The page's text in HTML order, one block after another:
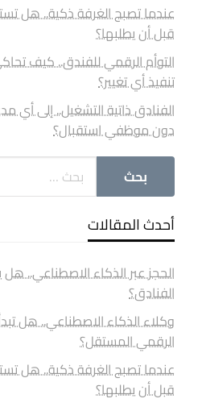
عندما تصبح الغرفة ذكية.. هل
قبل أن يطلبها؟
التوأم الرقمي للفندق.. كيف
تنفيذ أي تغيير؟
الفنادق ذاتية التشغيل.. إلى
دون موظفي استقبال؟
أحدث المقالات
الحجز عبر الذكاء الاصطناعي..
الفنادق؟
وكلاء الذكاء الاصطناعي.. هل
الرقمي المستقل؟
عندما تصبح الغرفة ذكية.. هل
قبل أن يطلبها؟